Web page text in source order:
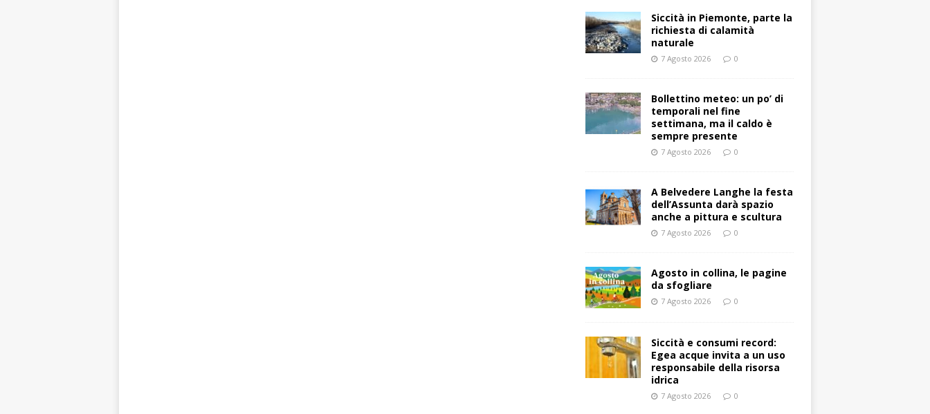
Siccità in Piemonte, parte la
richiesta di calamità
naturale
7 Agosto 2026 0
Bollettino meteo: un po’ di
temporali nel fine
settimana, ma il caldo è
sempre presente
7 Agosto 2026 0
A Belvedere Langhe la festa
dell’Assunta darà spazio
anche a pittura e scultura
7 Agosto 2026 0
Agosto in collina, le pagine
da sfogliare
7 Agosto 2026 0
Siccità e consumi record:
Egea acque invita a un uso
responsabile della risorsa
idrica
7 Agosto 2026 0